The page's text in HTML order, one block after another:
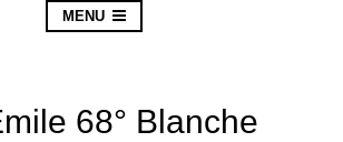
MENU
68° Blanche